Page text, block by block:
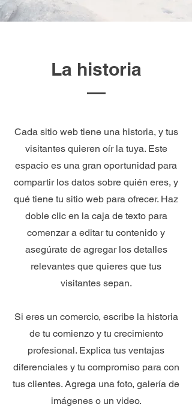
La historia
Cada sitio web tiene una historia, y tus
visitantes quieren oír la tuya. Este
espacio es una gran oportunidad para
compartir los datos sobre quién eres, y
qué tiene tu sitio web para ofrecer. Haz
doble clic en la caja de texto para
comenzar a editar tu contenido y
asegúrate de agregar los detalles
relevantes que quieres que tus
visitantes sepan.
Si eres un comercio, escribe la historia
de tu comienzo y tu crecimiento
profesional. Explica tus ventajas
diferenciales y tu compromiso para con
tus clientes. Agrega una foto, galería de
imágenes o un video.